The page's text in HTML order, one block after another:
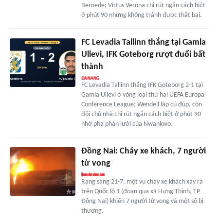
Bernede; Virtus Verona chỉ rút ngắn cách biệt
ở phút 90 nhưng không tránh được thất bại.
FC Levadia Tallinn thắng tại Gamla
Ullevi, IFK Goteborg rượt đuổi bất
thành
FC Levadia Tallinn thắng IFK Goteborg 2-1 tại
Gamla Ullevi ở vòng loại thứ hai UEFA Europa
Conference League; Wendell lập cú đúp, còn
đội chủ nhà chỉ rút ngắn cách biệt ở phút 90
nhờ pha phản lưới của Nwankwo.
Đồng Nai: Cháy xe khách, 7 người
tử vong
Rạng sáng 21-7, một vụ cháy xe khách xảy ra
trên Quốc lộ 1 (đoạn qua xã Hưng Thịnh, TP
Đồng Nai) khiến 7 người tử vong và một số bị
thương.